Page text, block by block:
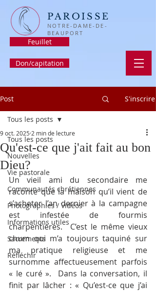
PAROISSE
NOTRE-DAME-DE-
BEAUPORT
Feuillet
Don/capitation
Post S'inscrire
Tous les posts
Nouvelles
Vie pastorale
Communautés chrétiennes
Photographies / Vidéos
Informations utiles
Sacrements
Réfléchir
Tous les posts
Qu'est-ce que j'ait fait au bon
Dieu?
9 oct. 2025 2 min de lecture
Un vieil ami du secondaire me
raconte que la maison qu’il vient de
s’acheter l’an dernier à la campagne
est infestée de fourmis
charpentières.  C’est le même vieux
chum qui m’a toujours taquiné sur
ma pratique religieuse et me
surnomme affectueusement parfois
« le curé ».  Dans la conversation, il
finit par lâcher : « Qu’est-ce que j’ai